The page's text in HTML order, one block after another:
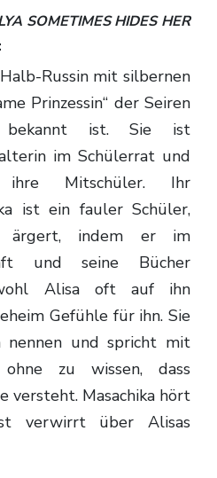
SOMETIMES HIDES HER
Prinzessin“ der Seiren
bekannt ist. Sie ist
im Schülerrat und
ihre Mitschüler. Ihr
ist ein fauler Schüler,
ärgert, indem er im
und seine Bücher
Alisa oft auf ihn
Gefühle für ihn. Sie
nennen und spricht mit
zu wissen, dass
versteht. Masachika hört
verwirrt über Alisas